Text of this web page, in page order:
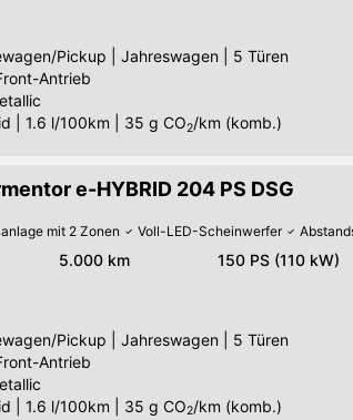
Pickup
Jahreswagen
5 Türen
Antrieb
1.6 l/100km 35 g CO2/km (komb.)
e-HYBRID 204 PS DSG
mit 2 Zonen Voll-LED-Scheinwerfer
5.000 km 150 PS (110 kW)
Pickup
Jahreswagen
5 Türen
Antrieb
1.6 l/100km 35 g CO2/km (komb.)